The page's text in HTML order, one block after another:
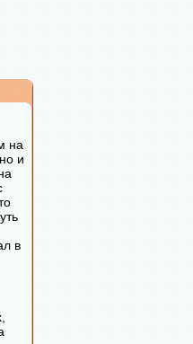
на
и
в